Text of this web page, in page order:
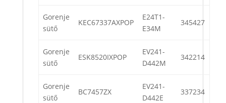
Gorenje
sütő
KEC67337AXPOP
E24T1-
E34M
345427
Gorenje
sütő
ESK8520IXPOP
EV241-
D442M
342214
Gorenje
sütő
BC7457ZX
EV241-
D442E
337234